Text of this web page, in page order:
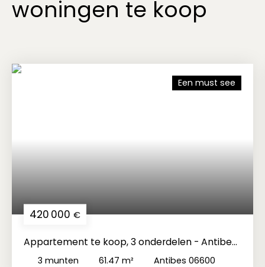
woningen te koop
Een must see
420 000 €
Appartement te koop, 3 onderdelen - Antibes
06600
3 munten 61.47 m² Antibes 06600